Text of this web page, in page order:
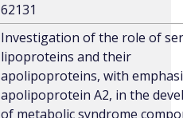
62131
Investigation of the role of
lipoproteins and their
apolipoproteins, with
apolipoprotein A2, in the
of metabolic syndrome